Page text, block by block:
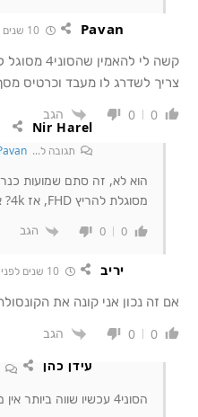
Pavan 10 שנים לפני
קשה לי להאמין שהסוני4 מסוגל להריץ 4K
צריך לשדרג לו מעבד וכרטיס
0
0 הגב
Nir Harel
תגובה ל...
הוא לא, זה סתם שמועות
מסוגלת להריץ FHD, אז 4k? אולי ב PS6…
0
0 הגב
יריב
אם זה נכון אני קונה את
0
0
הגב
עידן כהן
הסוני4 עכשיו שווה ביותר אין מה לחכות לדעתי